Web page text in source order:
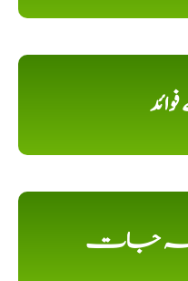
نسخہ جات